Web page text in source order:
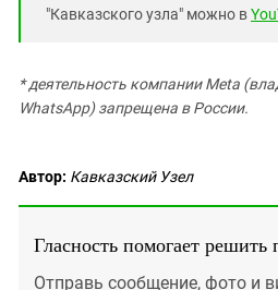
"Кавказского узла" можно в
* деятельность компании Meta
WhatsApp) запрещена в России.
Автор: Кавказский Узел
Гласность помогает
Отправь сообщение, фото и